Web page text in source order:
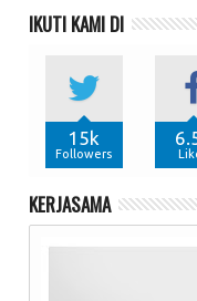
IKUTI KAMI DI
15k
Followers
KERJASAMA